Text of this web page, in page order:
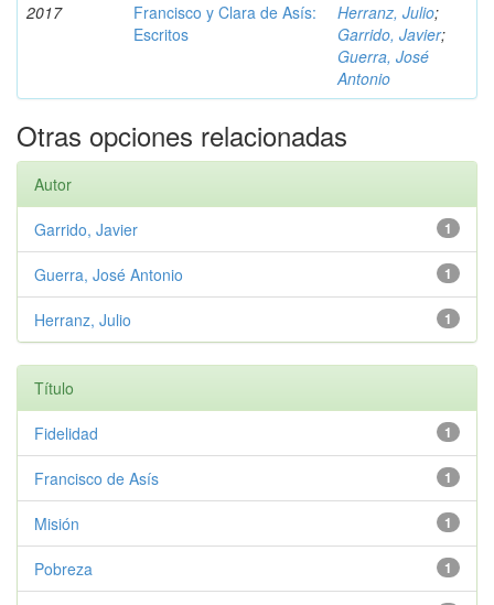
2017
Francisco y Clara de Asís:
Escritos
Herranz, Julio;
Garrido, Javier;
Guerra, José
Antonio
Otras opciones relacionadas
Autor
1
Garrido, Javier
1
Guerra, José Antonio
1
Herranz, Julio
Título
1
Fidelidad
1
Francisco de Asís
1
Misión
1
Pobreza